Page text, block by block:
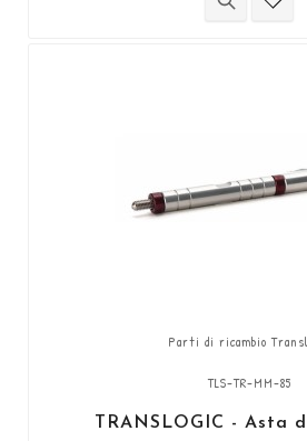
Parti di ricambio
TLS-TR-MM-85
TRANSLOGIC - Asta